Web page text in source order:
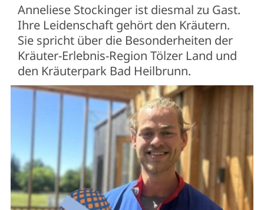
Anneliese Stockinger ist diesmal zu Gast.
Ihre Leidenschaft gehört den Kräutern.
Sie spricht über die Besonderheiten der
Kräuter-Erlebnis-Region Tölzer Land und
den Kräuterpark Bad Heilbrunn.